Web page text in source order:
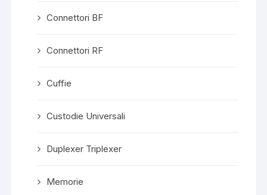
Connettori BF
Connettori RF
Cuffie
Custodie Universali
Duplexer Triplexer
Memorie